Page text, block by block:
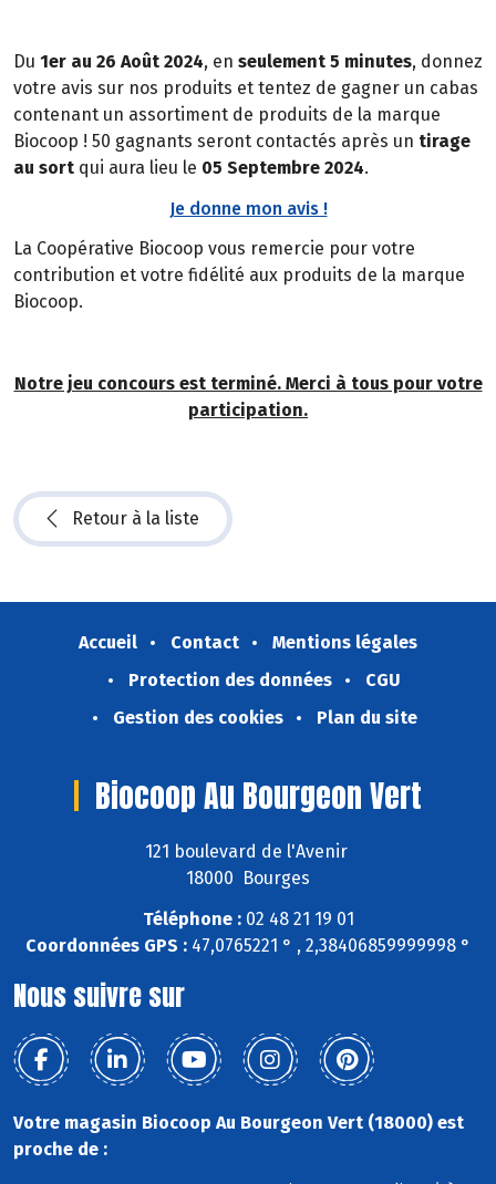
Du 1er au 26 Août 2024, en seulement 5 minutes, donnez
votre avis sur nos produits et tentez de gagner un cabas
contenant un assortiment de produits de la marque
Biocoop ! 50 gagnants seront contactés après un tirage
au sort qui aura lieu le 05 Septembre 2024.
Je donne mon avis !
La Coopérative Biocoop vous remercie pour votre
contribution et votre fidélité aux produits de la marque
Biocoop.
Notre jeu concours est terminé. Merci à tous pour votre
participation.
Retour à la liste
Accueil Contact
Mentions légales
Protection des données
CGU
Gestion des cookies
Plan du site
Biocoop Au Bourgeon Vert
121 boulevard de l'Avenir
18000 Bourges
Téléphone :02 48 21 19 01
Coordonnées GPS : 47,0765221 ° , 2,38406859999998 °
Nous suivre sur
Votre magasin Biocoop Au Bourgeon Vert (18000) est
proche de :